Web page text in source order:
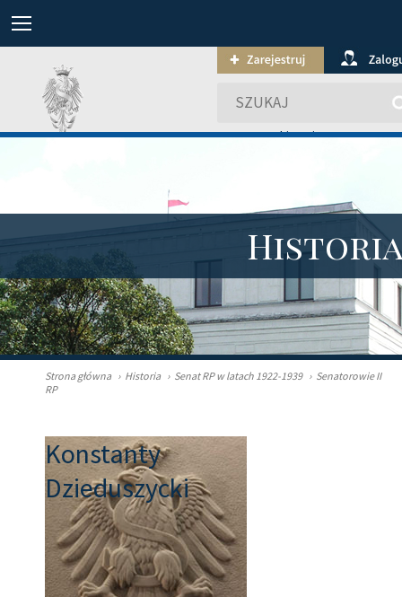
wyszukiwanie
Strona główna › Historia › Senat RP w latach 1922-1939 › Senatorowie II
RP
Konstanty
Dzieduszycki